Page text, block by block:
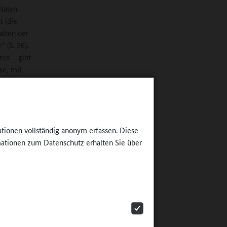
vollständig anonym erfassen. Diese
zum Datenschutz erhalten Sie über
(die
der
26).
– gibt
mit
drei